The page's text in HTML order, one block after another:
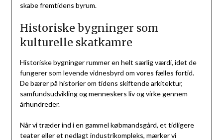
skabe fremtidens byrum.
Historiske bygninger som
kulturelle skatkamre
Historiske bygninger rummer en helt særlig værdi, idet de
fungerer som levende vidnesbyrd om vores fælles fortid.
De bærer på historier om tidens skiftende arkitektur,
samfundsudvikling og menneskers liv og virke gennem
århundreder.
Når vi træder ind i en gammel købmandsgård, et tidligere
teater eller et nedlagt industrikompleks, mærker vi